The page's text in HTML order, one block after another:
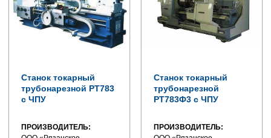
Станок токарный
трубонарезной РТ783
с ЧПУ
ПРОИЗВОДИТЕЛЬ:
Станок токарный
трубонарезной
РТ783Ф3 с ЧПУ
ПРОИЗВОДИТЕЛЬ: